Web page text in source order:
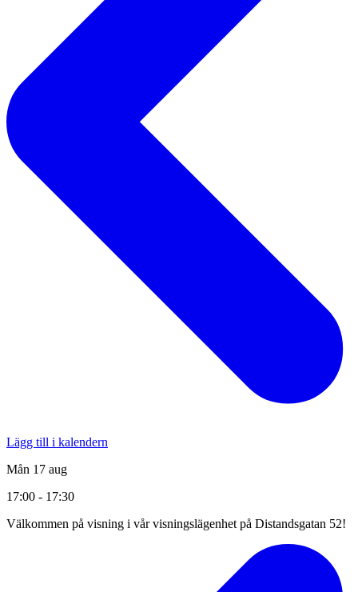
Lägg till i kalendern
Mån 17 aug
17:00 - 17:30
Välkommen på visning i vår visningslägenhet på Distandsgatan 52!